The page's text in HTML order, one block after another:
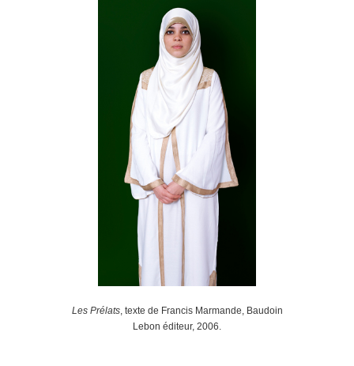
Les Prélats, texte de Francis Marmande, Baudoin
Lebon éditeur, 2006.